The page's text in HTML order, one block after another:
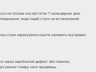
не пізніше ніж протягом 7 календарних днів
якщо інший строк не встановлений
строк зарахування коштів залежить від правил
через виробничий дефект або помилку
товару несе продавець.